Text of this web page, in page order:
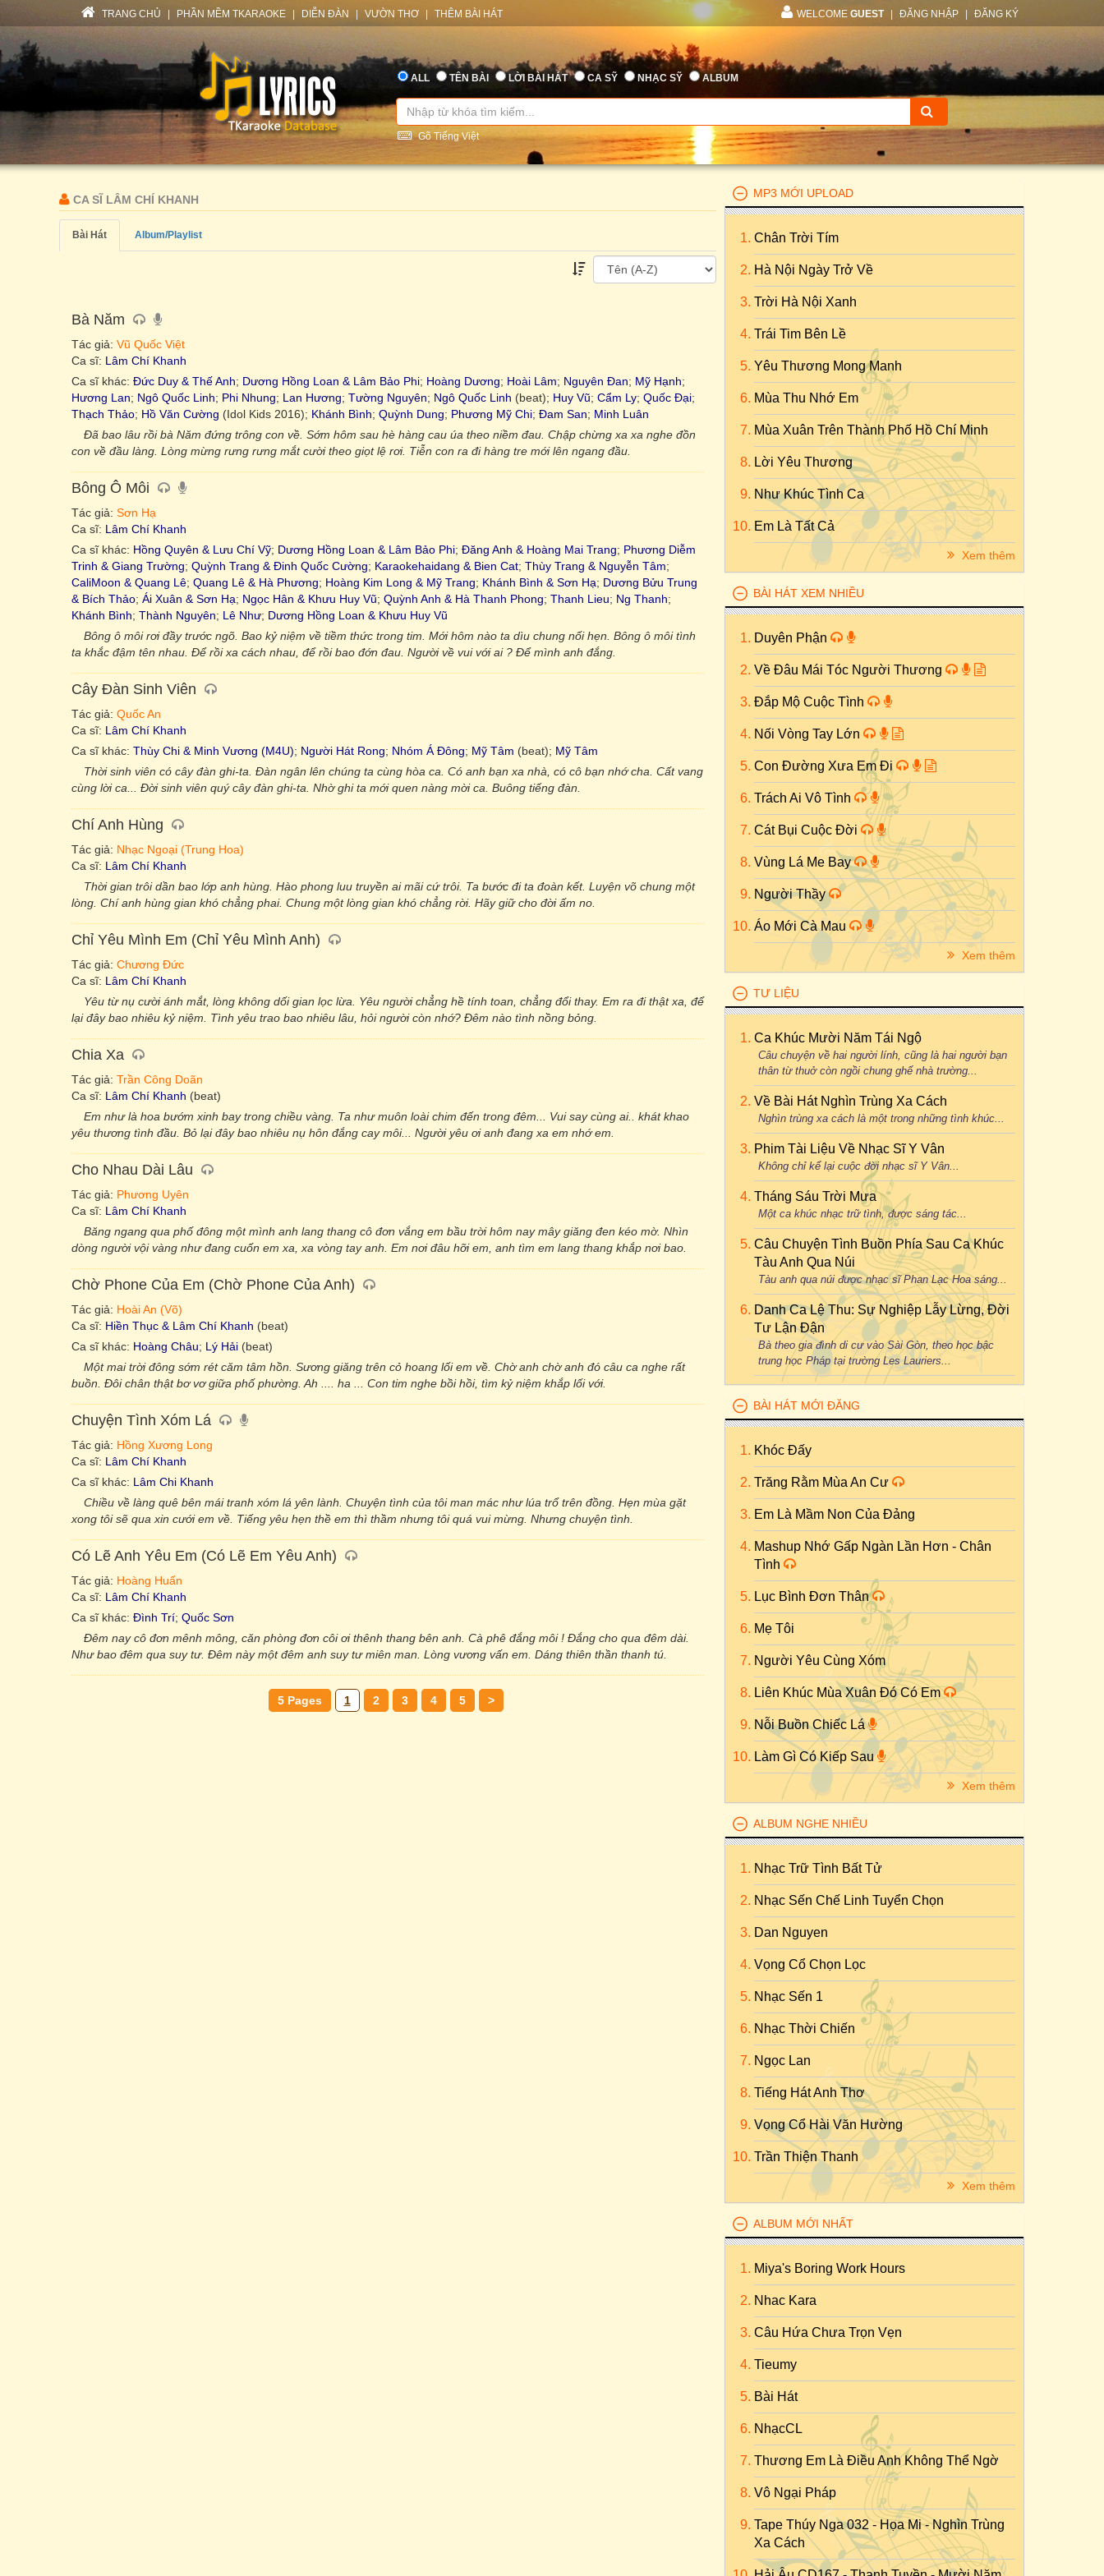
TRANG CHỦ PHẦN MỀM TKARAOKE DIỄN ĐÀN VƯỜN THƠ THÊM BÀI HÁT WELCOME GUEST ĐĂNG NHẬP ĐĂNG KÝ
ALL TÊN BÀI LỜI BÀI HÁT CA SỸ NHẠC SỸ ALBUM
Gõ Tiếng Việt
CA SĨ LÂM CHÍ KHANH
Bài Hát Album/Playlist
Bà Năm
Tác giả: Vũ Quốc Việt
Ca sĩ: Lâm Chí Khanh
Ca sĩ khác: Đức Duy & Thế Anh; Dương Hồng Loan & Lâm Bảo Phi; Hoàng Dương; Hoài Lâm; Nguyên Đan; Mỹ Hạnh;
Hương Lan; Ngô Quốc Linh; Phi Nhung; Lan Hương; Tường Nguyên; Ngô Quốc Linh (beat); Huy Vũ; Cẩm Ly; Quốc Đại;
Thạch Thảo; Hồ Văn Cường (Idol Kids 2016); Khánh Bình; Quỳnh Dung; Phương Mỹ Chi; Đam San; Minh Luân
Đã bao lâu rồi bà Năm đứng trông con về. Sớm hôm sau hè hàng cau úa theo niềm đau. Chập chừng xa xa nghe đồn
con về đầu làng. Lòng mừng rưng rưng mắt cười theo giọt lệ rơi. Tiễn con ra đi hàng tre mới lên ngang đầu.
Bông Ô Môi
Tác giả: Sơn Hạ
Ca sĩ: Lâm Chí Khanh
Ca sĩ khác: Hồng Quyên & Lưu Chí Vỹ; Dương Hồng Loan & Lâm Bảo Phi; Đăng Anh & Hoàng Mai Trang; Phương Diễm
Trinh & Giang Trường; Quỳnh Trang & Đinh Quốc Cường; Karaokehaidang & Bien Cat; Thùy Trang & Nguyễn Tâm;
CaliMoon & Quang Lê; Quang Lê & Hà Phương; Hoàng Kim Long & Mỹ Trang; Khánh Bình & Sơn Hạ; Dương Bửu Trung
& Bích Thảo; Ái Xuân & Sơn Hạ; Ngọc Hân & Khưu Huy Vũ; Quỳnh Anh & Hà Thanh Phong; Thanh Lieu; Ng Thanh;
Khánh Bình; Thành Nguyên; Lê Như; Dương Hồng Loan & Khưu Huy Vũ
Bông ô môi rơi đầy trước ngõ. Bao kỷ niệm về tiềm thức trong tim. Mới hôm nào ta dìu chung nối hẹn. Bông ô môi tình
ta khắc đậm tên nhau. Để rồi xa cách nhau, để rồi bao đớn đau. Người về vui với ai ? Để mình anh đắng.
Cây Đàn Sinh Viên
Tác giả: Quốc An
Ca sĩ: Lâm Chí Khanh
Ca sĩ khác: Thùy Chi & Minh Vương (M4U); Người Hát Rong; Nhóm Á Đông; Mỹ Tâm (beat); Mỹ Tâm
Thời sinh viên có cây đàn ghi-ta. Đàn ngân lên chúng ta cùng hòa ca. Có anh bạn xa nhà, có cô bạn nhớ cha. Cất vang
cùng lời ca... Đời sinh viên quý cây đàn ghi-ta. Nhờ ghi ta mới quen nàng mời ca. Buông tiếng đàn.
Chí Anh Hùng
Tác giả: Nhạc Ngoại (Trung Hoa)
Ca sĩ: Lâm Chí Khanh
Thời gian trôi dần bao lớp anh hùng. Hào phong luu truyền ai mãi cứ trôi. Ta bước đi ta đoàn kết. Luyện võ chung một
lòng. Chí anh hùng gian khó chẳng phai. Chung một lòng gian khó chẳng rời. Hãy giữ cho đời ấm no.
Chỉ Yêu Mình Em (Chỉ Yêu Mình Anh)
Tác giả: Chương Đức
Ca sĩ: Lâm Chí Khanh
Yêu từ nụ cười ánh mắt, lòng không dối gian lọc lừa. Yêu người chẳng hề tính toan, chẳng đổi thay. Em ra đi thật xa, để
lại đây bao nhiêu kỷ niệm. Tình yêu trao bao nhiêu lâu, hỏi người còn nhớ? Đêm nào tình nồng bỏng.
Chia Xa
Tác giả: Trần Công Doãn
Ca sĩ: Lâm Chí Khanh (beat)
Em như là hoa bướm xinh bay trong chiều vàng. Ta như muôn loài chim đến trong đêm... Vui say cùng ai.. khát khao
yêu thương tình đầu. Bỏ lại đây bao nhiêu nụ hôn đắng cay môi... Người yêu ơi anh đang xa em nhớ em.
Cho Nhau Dài Lâu
Tác giả: Phương Uyên
Ca sĩ: Lâm Chí Khanh
Băng ngang qua phố đông một mình anh lang thang cô đơn vắng em bầu trời hôm nay mây giăng đen kéo mờ. Nhìn
dòng người vội vàng như đang cuốn em xa, xa vòng tay anh. Em nơi đâu hỡi em, anh tìm em lang thang khắp nơi bao.
Chờ Phone Của Em (Chờ Phone Của Anh)
Tác giả: Hoài An (Võ)
Ca sĩ: Hiền Thục & Lâm Chí Khanh (beat)
Ca sĩ khác: Hoàng Châu; Lý Hải (beat)
Một mai trời đông sớm rét căm tâm hồn. Sương giăng trên cỏ hoang lối em về. Chờ anh chờ anh đó câu ca nghe rất
buồn. Đôi chân thật bơ vơ giữa phố phường. Ah .... ha ... Con tim nghe bồi hồi, tìm kỷ niệm khắp lối với.
Chuyện Tình Xóm Lá
Tác giả: Hồng Xương Long
Ca sĩ: Lâm Chí Khanh
Ca sĩ khác: Lâm Chi Khanh
Chiều về làng quê bên mái tranh xóm lá yên lành. Chuyện tình của tôi man mác như lúa trổ trên đồng. Hẹn mùa gặt
xong tôi sẽ qua xin cưới em về. Tiếng yêu hẹn thề em thì thầm nhưng tôi quá vui mừng. Nhưng chuyện tình.
Có Lẽ Anh Yêu Em (Có Lẽ Em Yêu Anh)
Tác giả: Hoàng Huấn
Ca sĩ: Lâm Chí Khanh
Ca sĩ khác: Đình Trí; Quốc Sơn
Ðêm nay cô đơn mênh mông, căn phòng đơn côi ơi thênh thang bên anh. Cà phê đắng môi ! Ðắng cho qua đêm dài.
Như bao đêm qua suy tư. Ðêm này một đêm anh suy tư miên man. Lòng vương vấn em. Dáng thiên thần thanh tú.
5 Pages 1 2 3 4 5 >
MP3 MỚI UPLOAD
Chân Trời Tím
Hà Nội Ngày Trở Về
Trời Hà Nội Xanh
Trái Tim Bên Lề
Yêu Thương Mong Manh
Mùa Thu Nhớ Em
Mùa Xuân Trên Thành Phố Hồ Chí Minh
Lời Yêu Thương
Như Khúc Tình Ca
Em Là Tất Cả
Xem thêm
BÀI HÁT XEM NHIỀU
Duyên Phận
Về Đâu Mái Tóc Người Thương
Đắp Mộ Cuộc Tình
Nối Vòng Tay Lớn
Con Đường Xưa Em Đi
Trách Ai Vô Tình
Cát Bụi Cuộc Đời
Vùng Lá Me Bay
Người Thầy
Áo Mới Cà Mau
Xem thêm
TƯ LIỆU
Ca Khúc Mười Năm Tái Ngộ
Câu chuyện về hai người lính, cũng là hai người bạn
thân từ thuở còn ngồi chung ghế nhà trường...
Về Bài Hát Nghìn Trùng Xa Cách
Nghìn trùng xa cách là một trong những tình khúc...
Phim Tài Liệu Về Nhạc Sĩ Y Vân
Không chỉ kể lại cuộc đời nhạc sĩ Y Vân...
Tháng Sáu Trời Mưa
Một ca khúc nhạc trữ tình, được sáng tác...
Câu Chuyện Tình Buồn Phía Sau Ca Khúc
Tàu Anh Qua Núi
Tàu anh qua núi được nhạc sĩ Phan Lạc Hoa sáng...
Danh Ca Lệ Thu: Sự Nghiệp Lẫy Lừng, Đời
Tư Lận Đận
Bà theo gia đình di cư vào Sài Gòn, theo học bậc
trung học Pháp tại trường Les Lauriers...
BÀI HÁT MỚI ĐĂNG
Khóc Đấy
Trăng Rằm Mùa An Cư
Em Là Mầm Non Của Đảng
Mashup Nhớ Gấp Ngàn Lần Hơn - Chân
Tình
Lục Bình Đơn Thân
Mẹ Tôi
Người Yêu Cùng Xóm
Liên Khúc Mùa Xuân Đó Có Em
Nỗi Buồn Chiếc Lá
Làm Gì Có Kiếp Sau
Xem thêm
ALBUM NGHE NHIỀU
Nhạc Trữ Tình Bất Tử
Nhạc Sến Chế Linh Tuyển Chọn
Dan Nguyen
Vọng Cổ Chọn Lọc
Nhạc Sến 1
Nhạc Thời Chiến
Ngọc Lan
Tiếng Hát Anh Thơ
Vọng Cổ Hài Văn Hường
Trần Thiện Thanh
Xem thêm
ALBUM MỚI NHẤT
Miya's Boring Work Hours
Nhac Kara
Câu Hứa Chưa Trọn Vẹn
Tieumy
Bài Hát
NhạcCL
Thương Em Là Điều Anh Không Thể Ngờ
Vô Ngại Pháp
Tape Thúy Nga 032 - Họa Mi - Nghìn Trùng
Xa Cách